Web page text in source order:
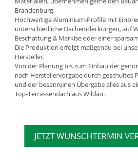
Brandenburg.
Hochwertige Aluminium-Profile mit
unterschiedliche Dacheindeckungen, auf
Beschattung & Markise oder einer
Die Produktion erfolgt maßgenau bei
Hersteller.
Von der Planung bis zum Einbau der
nach Herstellervorgabe durch geschultes
und der besenreinen Übergabe alles aus
Top-Terrassendach aus Wildau.
JETZT WUNSCHTERMIN